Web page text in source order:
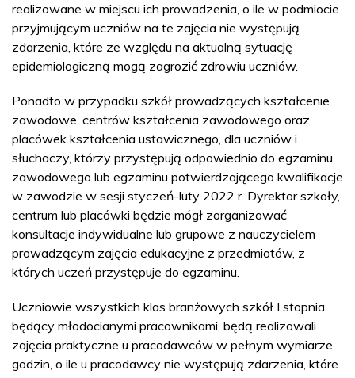
realizowane w miejscu ich prowadzenia, o ile w podmiocie
przyjmującym uczniów na te zajęcia nie występują
zdarzenia, które ze względu na aktualną sytuację
epidemiologiczną mogą zagrozić zdrowiu uczniów.
Ponadto w przypadku szkół prowadzących kształcenie
zawodowe, centrów kształcenia zawodowego oraz
placówek kształcenia ustawicznego, dla uczniów i
słuchaczy, którzy przystępują odpowiednio do egzaminu
zawodowego lub egzaminu potwierdzającego kwalifikacje
w zawodzie w sesji styczeń-luty 2022 r. Dyrektor szkoły,
centrum lub placówki będzie mógł zorganizować
konsultacje indywidualne lub grupowe z nauczycielem
prowadzącym zajęcia edukacyjne z przedmiotów, z
których uczeń przystępuje do egzaminu.
Uczniowie wszystkich klas branżowych szkół I stopnia,
będący młodocianymi pracownikami, będą realizowali
zajęcia praktyczne u pracodawców w pełnym wymiarze
godzin, o ile u pracodawcy nie występują zdarzenia, które